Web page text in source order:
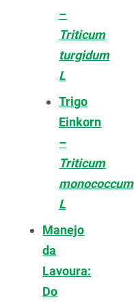
–
Triticum
turgidum
L
Trigo
Einkorn
–
Triticum
monococcum
L
Manejo
da
Lavoura:
Do